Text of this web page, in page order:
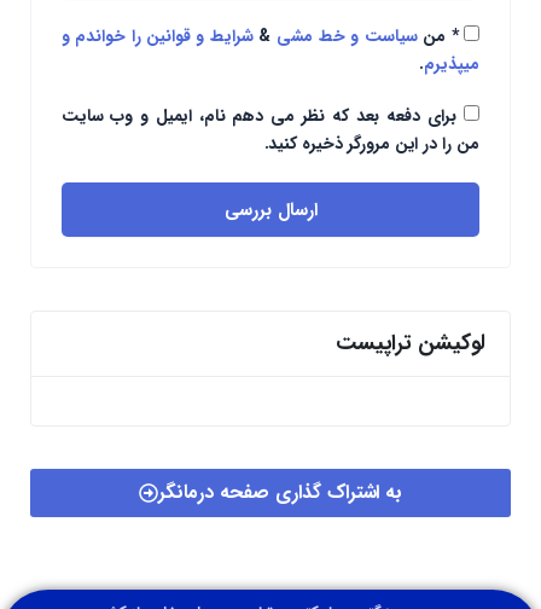
* منسیاست و خط مشی &شرایط و قوانین را خواندم و
میپذیرم.
برای دفعه بعد که نظر می دهم نام، ایمیل و وب سایت
من را در این مرورگر ذخیره کنید.
ارسال بررسی
لوکیشن تراپیست
به اشتراک گذاری صفحه درمانگر